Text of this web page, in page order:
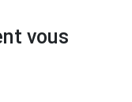
vous